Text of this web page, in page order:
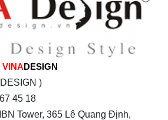
VINADESIGN
)
45 18
Tower, 365 Lê Quang Định,